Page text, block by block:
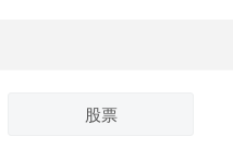
股票